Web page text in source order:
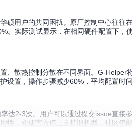
硕用户的共同困扰。原厂控制中心往往
。实际测试显示，在相同硬件配置下，
、散热控制分散在不同界面。G-Helper
设置，操作步骤减少60%，平均配置时
达2-3次。用户可以通过提交issue直接
，即使官方停止支持旧机型，社区仍能